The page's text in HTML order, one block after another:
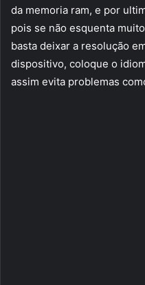
da memoria ram, e por
pois se não esquenta
basta deixar a resolução
dispositivo, coloque o
assim evita problemas